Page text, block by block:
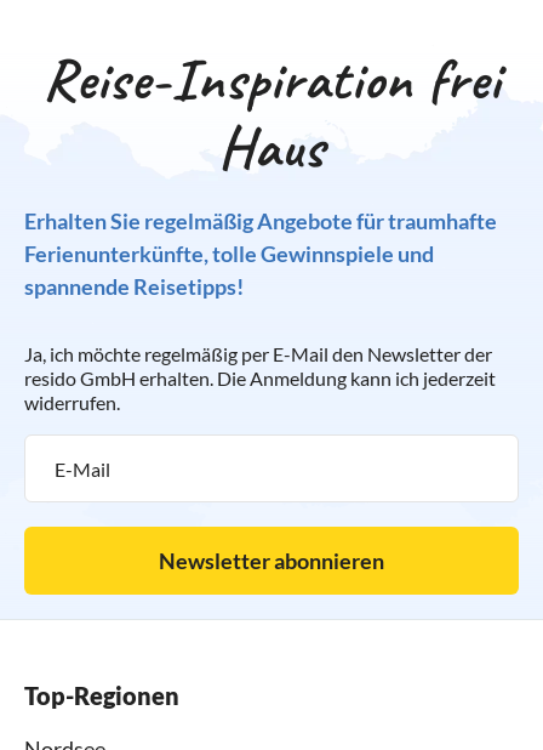
Reise-Inspiration frei
Haus
Erhalten Sie regelmäßig Angebote für traumhafte
Ferienunterkünfte, tolle Gewinnspiele und
spannende Reisetipps!
Ja, ich möchte regelmäßig per E-Mail den Newsletter der
resido GmbH erhalten. Die Anmeldung kann ich jederzeit
widerrufen.
Newsletter abonnieren
Top-Regionen